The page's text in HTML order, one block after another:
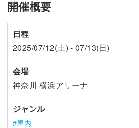
開催概要
日程
2025/07/12(土) - 07/13(日)
会場
神奈川 横浜アリーナ
ジャンル
屋内